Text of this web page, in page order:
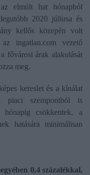
elmúlt hat hónapból
2020 júliusa és
kellős közepén volt
ingatlan.com vezető
fővárosi árak alakulását
meg.
kereslet és a kínálat
piaci szempontból is
csökkentek, a
hatására minimálisan
0,4 százalékkal,